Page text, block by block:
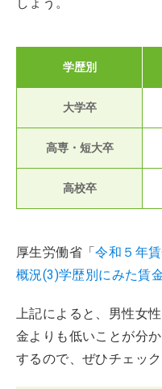
学歴別
大学卒
高専・短大卒
高校卒
厚生労働省「令和５年
概況(3)学歴別にみた賃金
上記によると、男性女
金よりも低いことが分
するので、ぜひチェッ